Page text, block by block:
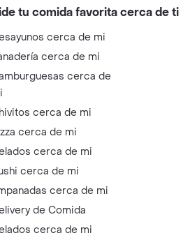
tu comida favorita cerca de ti
cerca de mi
cerca de mi
cerca de
cerca de mi
cerca de mi
cerca de mi
cerca de mi
cerca de mi
de Comida
cerca de mi